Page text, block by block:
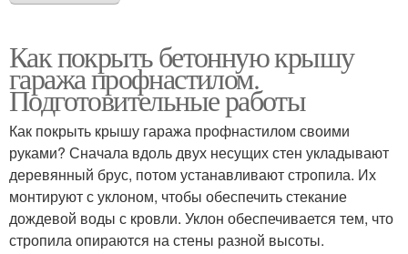
Как покрыть бетонную крышу
гаража профнастилом.
Подготовительные работы
Как покрыть крышу гаража профнастилом своими
руками? Сначала вдоль двух несущих стен укладывают
деревянный брус, потом устанавливают стропила. Их
монтируют с уклоном, чтобы обеспечить стекание
дождевой воды с кровли. Уклон обеспечивается тем, что
стропила опираются на стены разной высоты.